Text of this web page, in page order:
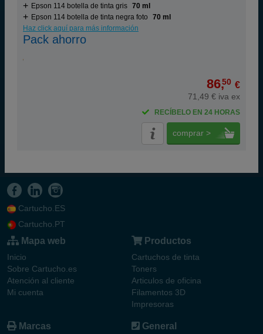
Epson 114 botella de tinta gris 70 ml
Epson 114 botella de tinta negra foto
70 ml
Haz click aquí para más información
Pack ahorro
86,50 €
71,49 € iva ex
RECÍBELO EN 24 HORAS
comprar >
Cartucho.ES
Cartucho.PT
Mapa web
Inicio
Sobre Cartucho.es
Atención al cliente
Mi cuenta
Productos
Cartuchos de tinta
Toners
Articulos de oficina
Filamentos 3D
Impresoras
Marcas General